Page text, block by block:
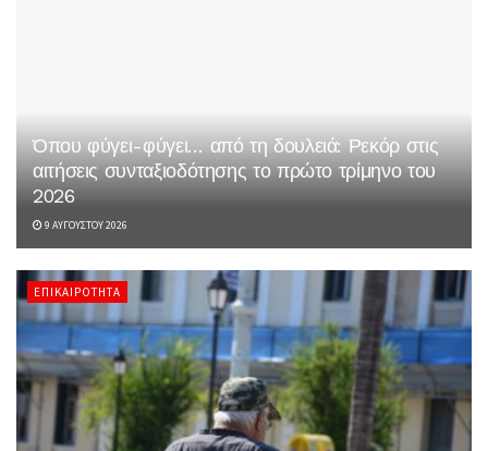
Όπου φύγει-φύγει… από τη δουλειά: Ρεκόρ στις
αιτήσεις συνταξιοδότησης το πρώτο τρίμηνο του
2026
9 ΑΥΓΟΎΣΤΟΥ 2026
ΕΠΙΚΑΙΡΌΤΗΤΑ